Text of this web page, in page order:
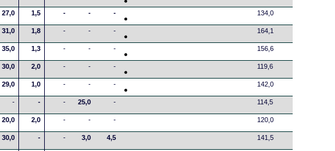
27,0 1,5 - - - 134,0
31,0 1,8 - - - 164,1
35,0 1,3 - - - 156,6
30,0 2,0 - - - 119,6
29,0 1,0 - - - 142,0
- - - 25,0 - 114,5
20,0 2,0 - - - 120,0
30,0 - - 3,0 4,5 141,5